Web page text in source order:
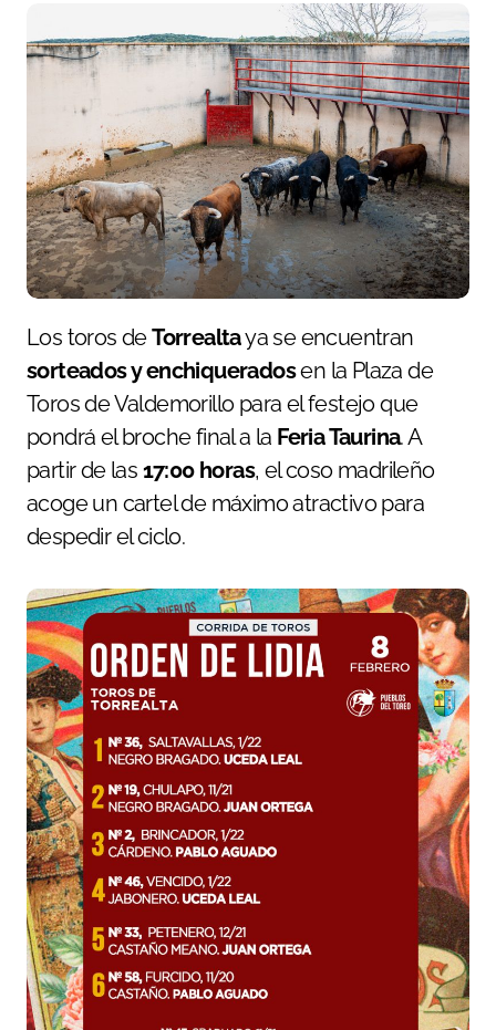
Los toros deTorrealtaya se encuentran
sorteados y enchiqueradosen la Plaza de
Toros de Valdemorillo para el festejo que
pondrá el broche final a la Feria Taurina. A
partir de las 17:00 horas, el coso madrileño
acoge un cartel de máximo atractivo para
despedir el ciclo.